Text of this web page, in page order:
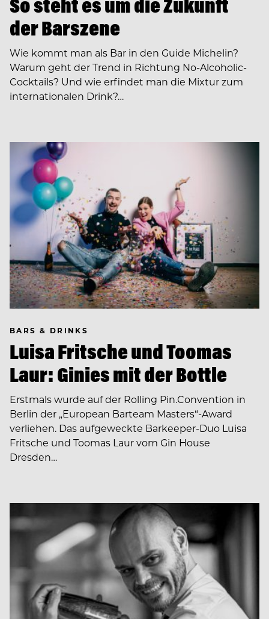
der Barszene
Wie kommt man als Bar in den Guide Michelin?
Warum geht der Trend in Richtung No-Alcoholic-
Cocktails? Und wie erfindet man die Mixtur zum
internationalen Drink?…
BARS & DRINKS
Luisa Fritsche und Toomas
Laur: Ginies mit der Bottle
Erstmals wurde auf der Rolling Pin.Convention in
Berlin der „European Barteam Masters“-Award
verliehen. Das aufgeweckte Barkeeper-Duo Luisa
Fritsche und Toomas Laur vom Gin House
Dresden…